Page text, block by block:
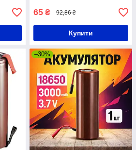
65 ₴ 92,86 ₴
Купити
–30%